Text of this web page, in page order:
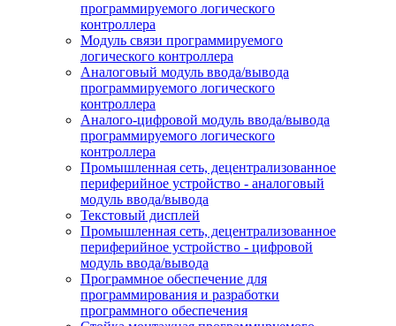
программируемого логического
контроллера
Модуль связи программируемого
логического контроллера
Аналоговый модуль ввода/вывода
программируемого логического
контроллера
Аналого-цифровой модуль ввода/вывода
программируемого логического
контроллера
Промышленная сеть, децентрализованное
периферийное устройство - аналоговый
модуль ввода/вывода
Текстовый дисплей
Промышленная сеть, децентрализованное
периферийное устройство - цифровой
модуль ввода/вывода
Программное обеспечение для
программирования и разработки
программного обеспечения